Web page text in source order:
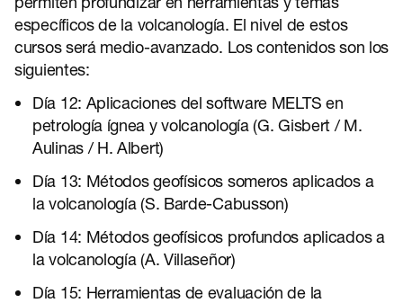
específicos de la volcanología. El nivel de estos
cursos será medio-avanzado. Los contenidos son los
siguientes:
Día 12: Aplicaciones del software MELTS en
petrología ígnea y volcanología (G. Gisbert / M.
Aulinas / H. Albert)
Día 13: Métodos geofísicos someros aplicados a
la volcanología (S. Barde-Cabusson)
Día 14: Métodos geofísicos profundos aplicados a
la volcanología (A. Villaseñor)
Día 15: Herramientas de evaluación de la